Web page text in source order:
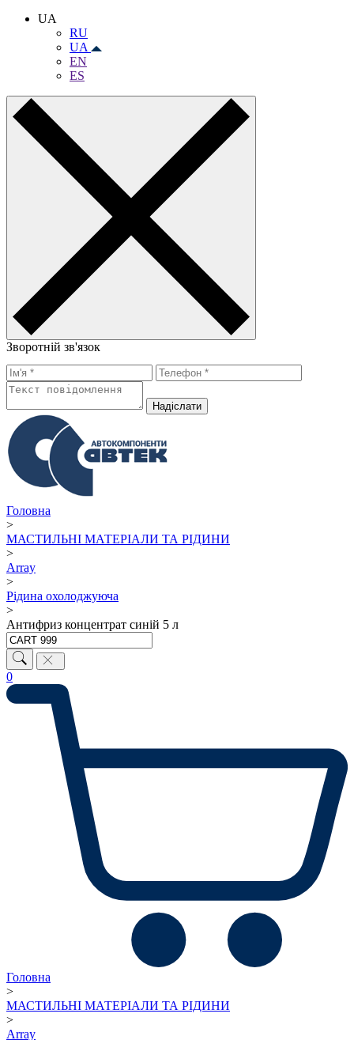
UA
RU
UA
EN
ES
Зворотній зв'язок
Надiслати
Головна
>
МАСТИЛЬНІ МАТЕРІАЛИ ТА РІДИНИ
>
Array
>
Рідина охолоджуюча
>
Антифриз концентрат синій 5 л
0
Головна
>
МАСТИЛЬНІ МАТЕРІАЛИ ТА РІДИНИ
>
Array